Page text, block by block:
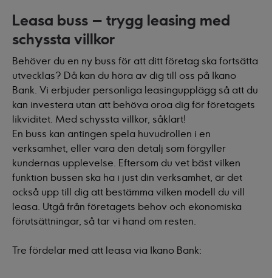
Leasa buss – trygg leasing med
schyssta villkor
Behöver du en ny buss för att ditt företag ska fortsätta
utvecklas? Då kan du höra av dig till oss på Ikano
Bank. Vi erbjuder personliga leasingupplägg så att du
kan investera utan att behöva oroa dig för företagets
likviditet. Med schyssta villkor, såklart!
En buss kan antingen spela huvudrollen i en
verksamhet, eller vara den detalj som förgyller
kundernas upplevelse. Eftersom du vet bäst vilken
funktion bussen ska ha i just din verksamhet, är det
också upp till dig att bestämma vilken modell du vill
leasa. Utgå från företagets behov och ekonomiska
förutsättningar, så tar vi hand om resten.
Tre fördelar med att leasa via Ikano Bank: